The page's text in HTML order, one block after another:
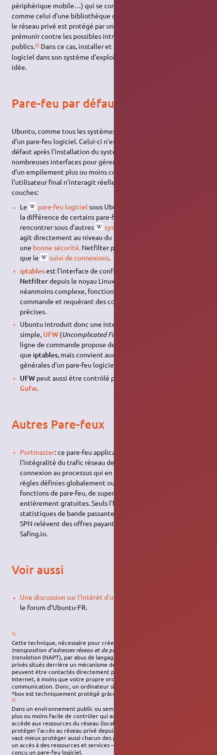
périphérique mobile…) qui se connecte à des réseaux publics,
comme celui d'une bibliothèque ou d'une université, même si
le réseau privé est protégé par un pare-feu, on souhaitera se
prémunir contre les possibles intrusions des autres postes
publics.3) Dans ce cas, installer et configurer un pare-feu
logiciel dans son système d'exploitation Ubuntu est une bonne
idée.
Pare-feu par défaut dans Ubuntu
Ubuntu, comme tous les systèmes
d'un pare-feu logiciel. Celui-ci n'est toutefois pas activé par
défaut après l'installation du système. Ubuntu inclut aussi de
nombreuses interfaces pour gérer ce pare-feu logiciel. Il s'agit
d'un empilement plus ou moins complexe pour lequel
l'utilisateur final n'interagit réellement qu'avec les dernières
couches:
Le
pare-feu logiciel sous Ubuntu se nomme
la différence de certains pare-feu logiciels que l'on peut
rencontrer sous d'autres
système d'exploitation
agit directement au niveau du noyau Linux, ce qui permet
une bonne sécurité. Netfilter prend en charge l'IPv6 ainsi
que le
suivi de connexions.
iptablesest l'interface de configuration par défaut de
Netfilterdepuis le noyau Linux 2.6. Son utilisation est
néanmoins complexe, fonctionnant uniquement en ligne de
commande et requérant des commandes aux structures bien
précises.
Ubuntu introduit donc une interface de configuration plus
simple, UFW(Uncomplicated FireWall
ligne de commande propose des options moins avancées
que iptables, mais convient aux configurations simples et
générales d'un pare-feu logiciel.
UFWpeut aussi être contrôlé par une interface graphique,
Gufw.
Autres Pare-feux
Portmaster: ce pare-feu applicatif open source intercepte
l'intégralité du trafic réseau de la machine, associe chaque
connexion au processus qui en est à l'origine, et applique des
règles définies globalement ou par application. Les
fonctions de pare-feu, de supervision et de
entièrement gratuites. Seuls l'historique réseau, les
statistiques de bande passante et le réseau d'anonymisation
SPN relèvent des offres payantes proposées par l'éditeur
Safing.io.
Voir aussi
Une discussion sur l'intérêt d'un pare-feu dans Ubuntu
le forum d'Ubuntu-FR.
1)
Cette technique, nécessaire pour créer des réseaux privés, s'appelle la
transposition d'adresses réseau et de port
translation (NAPT), par abus de langage on parle de
privés situés derrière un mécanisme de transposition d'adresses ne
peuvent être contactés directement par d'autres serveurs dans
Internet, à moins que votre propre ordinateur ait initié la
communication. Donc, un ordinateur situé derrière un routeur ou une
*box est techniquement protégé grâce à un mécanisme
2)
Dans un environnement public ou semi-privé tel une entreprise, il est
plus ou moins facile de contrôler qui accède au réseau et comment il
accède aux ressources du réseau (locales et distantes). En plus de
protéger l'accès au réseau privé depuis un réseau public extérieur, il
vaut mieux protéger aussi chacun des postes d'utilisateur finaux offrant
un accès à des ressources et services – ce pour quoi est réellement
conçu un pare-feu logiciel.